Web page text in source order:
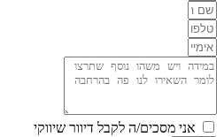
אני מסכים/ה לקבל דיוור שיווקי